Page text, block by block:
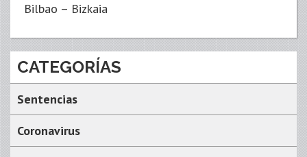
Bilbao – Bizkaia
CATEGORÍAS
Sentencias
Coronavirus